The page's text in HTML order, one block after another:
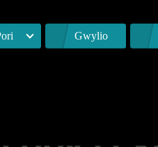
Gwylio